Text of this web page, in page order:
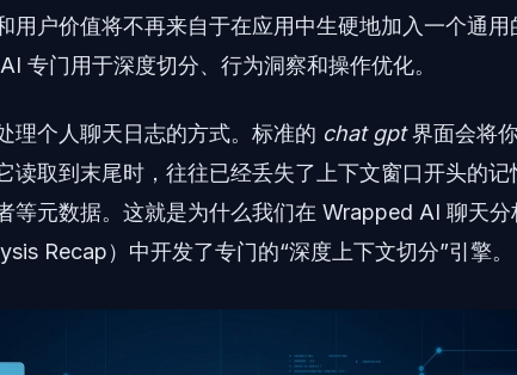
用户价值将不再来自于在应用中生硬地加入一个通用
专门用于深度切分、行为洞察和操作优化。
理个人聊天日志的方式。标准的 chat gpt界面会将
读取到末尾时，往往已经丢失了上下文窗口开头的记
等元数据。这就是为什么我们在 Wrapped AI 聊天分
Recap）中开发了专门的“深度上下文切分”引擎。